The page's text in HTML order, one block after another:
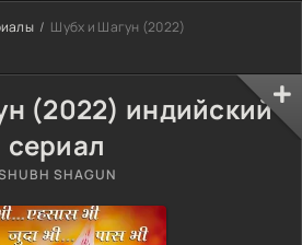
Шубх и Шагун (2022)
(2022) индийский
сериал
SHAGUN